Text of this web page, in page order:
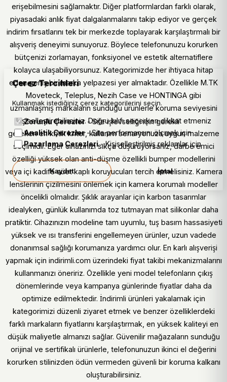
erişebilmesini sağlamaktır. Diğer platformlardan farklı olarak,
piyasadaki anlık fiyat dalgalanmalarını takip ediyor ve gerçek
indirim fırsatlarını tek bir merkezde toplayarak karşılaştırmalı bir
alışveriş deneyimi sunuyoruz. Böylece telefonunuzu korurken
bütçenizi zorlamayan, fonksiyonel ve estetik alternatiflere
kolayca ulaşabiliyorsunuz. Kategorimizde her ihtiyaca hitap
eden geniş bir marka yelpazesi yer almaktadır. Özellikle M.TK
Moveteck, Teleplus, Nezih Case ve HONTINGA gibi
uzmanlaşmış markaların sunduğu ürünlerle koruma seviyesini
kişiselleştirebilirsiniz. Doğru kılıfı seçerken dikkat etmeniz
gereken en kritik kriter, kullanım senaryonuza uygun malzeme
seçimidir. Eğer cihazınızı sıkça düşürüyorsanız, darbe emici
özelliği yüksek olan anti-düşme özellikli bumper modellerini
veya içi kadife süet kaplı koruyucuları tercih etmelisiniz. Kamera
lenslerinin çizilmesini önlemek için kamera korumalı modeller
öncelikli olmalıdır. Şıklık arayanlar için karbon tasarımlar
idealyken, günlük kullanımda toz tutmayan mat silikonlar daha
pratiktir. Cihazınızın modeline tam uyumlu, tuş basım hassasiyeti
yüksek ve ısı transferini engellemeyen ürünler, uzun vadede
donanımsal sağlığı korumanıza yardımcı olur. En karlı alışverişi
yapmak için indirimli.com üzerindeki fiyat takibi mekanizmalarını
kullanmanızı öneririz. Özellikle yeni model telefonların çıkış
dönemlerinde veya kampanya günlerinde fiyatlar daha da
optimize edilmektedir. İndirimli ürünleri yakalamak için
kategorimizi düzenli ziyaret etmek ve benzer özelliklerdeki
farklı markaların fiyatlarını karşılaştırmak, en yüksek kaliteyi en
düşük maliyetle almanızı sağlar. Güvenilir mağazaların sunduğu
orijinal ve sertifikalı ürünlerle, telefonunuzun ikinci el değerini
korurken stilinizden ödün vermeden güvenli bir koruma kalkanı
oluşturabilirsiniz.
Çerez Tercihleri
Kullanmak istediğiniz çerez kategorilerini seçin.
Zorunlu Çerezler- Site işlevselliği için gerekli
Analitik Çerezler- Site performansını ölçmek için
Pazarlama Çerezleri- Kişiselleştirilmiş reklamlar için
Kaydet İptal